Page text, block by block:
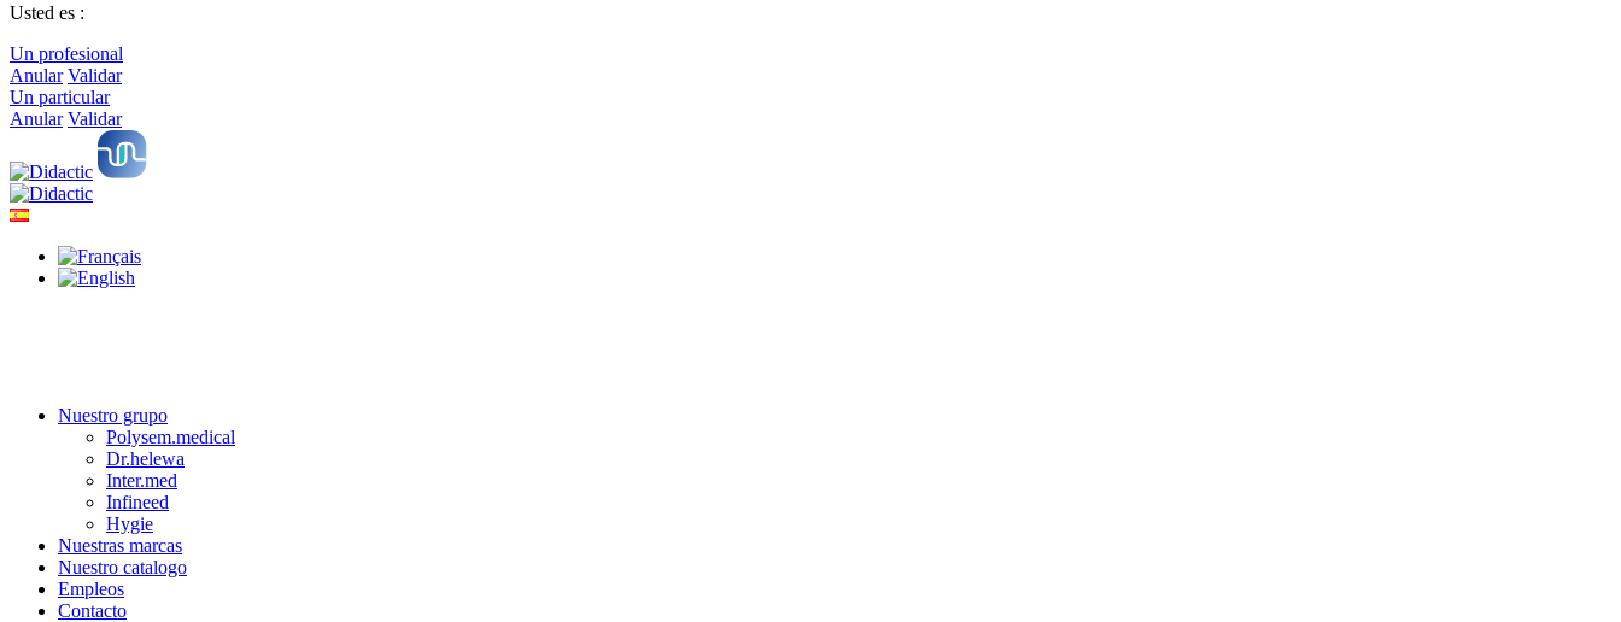
Usted es :
Un profesional
Anular Validar
Un particular
Anular Validar
Nuestro grupo
Polysem.medical
Dr.helewa
Inter.med
Infineed
Hygie
Nuestras marcas
Nuestro catalogo
Empleos
Contacto